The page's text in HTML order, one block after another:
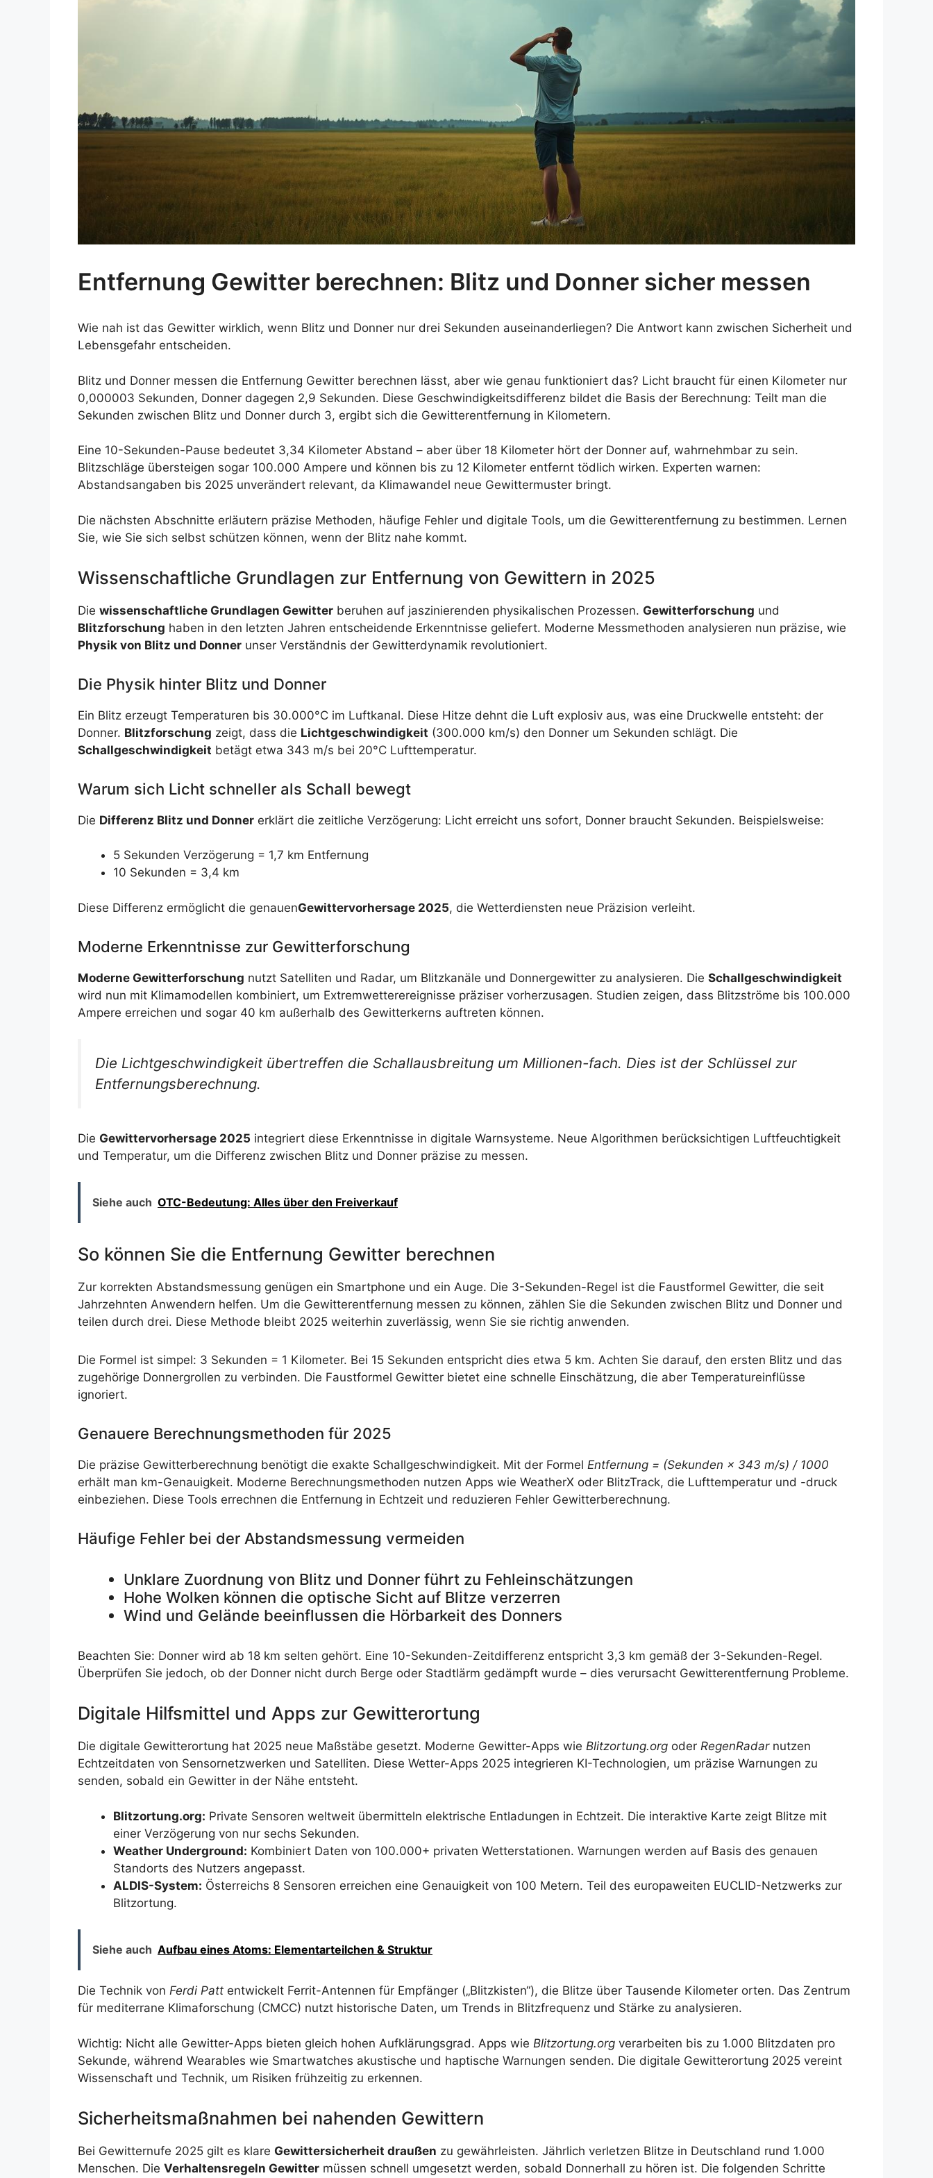
Entfernung Gewitter berechnen: Blitz und Donner sicher messen
Wie nah ist das Gewitter wirklich, wenn Blitz und Donner nur drei Sekunden auseinanderliegen? Die Antwort kann zwischen Sicherheit und
Lebensgefahr entscheiden.
Blitz und Donner messen die Entfernung Gewitter berechnen lässt, aber wie genau funktioniert das? Licht braucht für einen Kilometer nur
0,000003 Sekunden, Donner dagegen 2,9 Sekunden. Diese Geschwindigkeitsdifferenz bildet die Basis der Berechnung: Teilt man die
Sekunden zwischen Blitz und Donner durch 3, ergibt sich die Gewitterentfernung in Kilometern.
Eine 10-Sekunden-Pause bedeutet 3,34 Kilometer Abstand – aber über 18 Kilometer hört der Donner auf, wahrnehmbar zu sein.
Blitzschläge übersteigen sogar 100.000 Ampere und können bis zu 12 Kilometer entfernt tödlich wirken. Experten warnen:
Abstandsangaben bis 2025 unverändert relevant, da Klimawandel neue Gewittermuster bringt.
Die nächsten Abschnitte erläutern präzise Methoden, häufige Fehler und digitale Tools, um die Gewitterentfernung zu bestimmen. Lernen
Sie, wie Sie sich selbst schützen können, wenn der Blitz nahe kommt.
Wissenschaftliche Grundlagen zur Entfernung von Gewittern in 2025
Die wissenschaftliche Grundlagen Gewitter beruhen auf jaszinierenden physikalischen Prozessen. Gewitterforschung und
Blitzforschung haben in den letzten Jahren entscheidende Erkenntnisse geliefert. Moderne Messmethoden analysieren nun präzise, wie
Physik von Blitz und Donner unser Verständnis der Gewitterdynamik revolutioniert.
Die Physik hinter Blitz und Donner
Ein Blitz erzeugt Temperaturen bis 30.000°C im Luftkanal. Diese Hitze dehnt die Luft explosiv aus, was eine Druckwelle entsteht: der
Donner. Blitzforschung zeigt, dass die Lichtgeschwindigkeit (300.000 km/s) den Donner um Sekunden schlägt. Die
Schallgeschwindigkeit betägt etwa 343 m/s bei 20°C Lufttemperatur.
Warum sich Licht schneller als Schall bewegt
Die Differenz Blitz und Donner erklärt die zeitliche Verzögerung: Licht erreicht uns sofort, Donner braucht Sekunden. Beispielsweise:
5 Sekunden Verzögerung = 1,7 km Entfernung
10 Sekunden = 3,4 km
Diese Differenz ermöglicht die genauenGewittervorhersage 2025, die Wetterdiensten neue Präzision verleiht.
Moderne Erkenntnisse zur Gewitterforschung
Moderne Gewitterforschung nutzt Satelliten und Radar, um Blitzkanäle und Donnergewitter zu analysieren. Die Schallgeschwindigkeit
wird nun mit Klimamodellen kombiniert, um Extremwetterereignisse präziser vorherzusagen. Studien zeigen, dass Blitzströme bis 100.000
Ampere erreichen und sogar 40 km außerhalb des Gewitterkerns auftreten können.
Die Lichtgeschwindigkeit übertreffen die Schallausbreitung um Millionen-fach. Dies ist der Schlüssel zur
Entfernungsberechnung.
Die Gewittervorhersage 2025 integriert diese Erkenntnisse in digitale Warnsysteme. Neue Algorithmen berücksichtigen Luftfeuchtigkeit
und Temperatur, um die Differenz zwischen Blitz und Donner präzise zu messen.
Siehe auch OTC-Bedeutung: Alles über den Freiverkauf
So können Sie die Entfernung Gewitter berechnen
Zur korrekten Abstandsmessung genügen ein Smartphone und ein Auge. Die 3-Sekunden-Regel ist die Faustformel Gewitter, die seit
Jahrzehnten Anwendern helfen. Um die Gewitterentfernung messen zu können, zählen Sie die Sekunden zwischen Blitz und Donner und
teilen durch drei. Diese Methode bleibt 2025 weiterhin zuverlässig, wenn Sie sie richtig anwenden.
Die Formel ist simpel: 3 Sekunden = 1 Kilometer. Bei 15 Sekunden entspricht dies etwa 5 km. Achten Sie darauf, den ersten Blitz und das
zugehörige Donnergrollen zu verbinden. Die Faustformel Gewitter bietet eine schnelle Einschätzung, die aber Temperatureinflüsse
ignoriert.
Genauere Berechnungsmethoden für 2025
Die präzise Gewitterberechnung benötigt die exakte Schallgeschwindigkeit. Mit der Formel Entfernung = (Sekunden × 343 m/s) / 1000
erhält man km-Genauigkeit. Moderne Berechnungsmethoden nutzen Apps wie WeatherX oder BlitzTrack, die Lufttemperatur und -druck
einbeziehen. Diese Tools errechnen die Entfernung in Echtzeit und reduzieren Fehler Gewitterberechnung.
Häufige Fehler bei der Abstandsmessung vermeiden
Unklare Zuordnung von Blitz und Donner führt zu Fehleinschätzungen
Hohe Wolken können die optische Sicht auf Blitze verzerren
Wind und Gelände beeinflussen die Hörbarkeit des Donners
Beachten Sie: Donner wird ab 18 km selten gehört. Eine 10-Sekunden-Zeitdifferenz entspricht 3,3 km gemäß der 3-Sekunden-Regel.
Überprüfen Sie jedoch, ob der Donner nicht durch Berge oder Stadtlärm gedämpft wurde – dies verursacht Gewitterentfernung Probleme.
Digitale Hilfsmittel und Apps zur Gewitterortung
Die digitale Gewitterortung hat 2025 neue Maßstäbe gesetzt. Moderne Gewitter-Apps wie Blitzortung.org oder RegenRadarnutzen
Echtzeitdaten von Sensornetzwerken und Satelliten. Diese Wetter-Apps 2025 integrieren KI-Technologien, um präzise Warnungen zu
senden, sobald ein Gewitter in der Nähe entsteht.
Blitzortung.org: Private Sensoren weltweit übermitteln elektrische Entladungen in Echtzeit. Die interaktive Karte zeigt Blitze mit
einer Verzögerung von nur sechs Sekunden.
Weather Underground: Kombiniert Daten von 100.000+ privaten Wetterstationen. Warnungen werden auf Basis des genauen
Standorts des Nutzers angepasst.
ALDIS-System: Österreichs 8 Sensoren erreichen eine Genauigkeit von 100 Metern. Teil des europaweiten EUCLID-Netzwerks zur
Blitzortung.
Siehe auch Aufbau eines Atoms: Elementarteilchen & Struktur
Die Technik von Ferdi Patt entwickelt Ferrit-Antennen für Empfänger („Blitzkisten“), die Blitze über Tausende Kilometer orten. Das Zentrum
für mediterrane Klimaforschung (CMCC) nutzt historische Daten, um Trends in Blitzfrequenz und Stärke zu analysieren.
Wichtig: Nicht alle Gewitter-Apps bieten gleich hohen Aufklärungsgrad. Apps wie Blitzortung.org verarbeiten bis zu 1.000 Blitzdaten pro
Sekunde, während Wearables wie Smartwatches akustische und haptische Warnungen senden. Die digitale Gewitterortung 2025 vereint
Wissenschaft und Technik, um Risiken frühzeitig zu erkennen.
Sicherheitsmaßnahmen bei nahenden Gewittern
Bei Gewitternufe 2025 gilt es klare Gewittersicherheit draußen zu gewährleisten. Jährlich verletzen Blitze in Deutschland rund 1.000
Menschen. Die Verhaltensregeln Gewitter müssen schnell umgesetzt werden, sobald Donnerhall zu hören ist. Die folgenden Schritte